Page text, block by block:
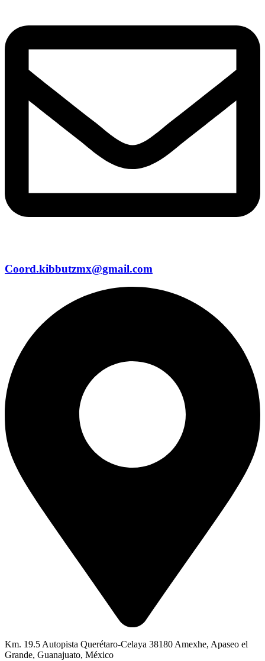
Coord.kibbutzmx@gmail.com
Km. 19.5 Autopista Querétaro-Celaya 38180 Amexhe, Apaseo el
Grande, Guanajuato, México